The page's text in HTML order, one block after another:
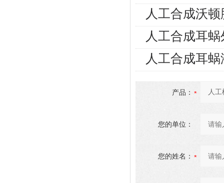
人工合成沃顿
人工合成耳
人工合成耳
产品：
您的单位：
您的姓名：